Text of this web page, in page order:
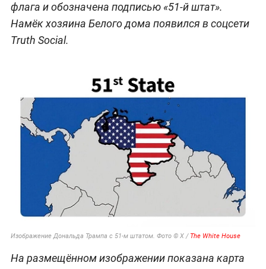
флага и обозначена подписью «51-й штат».
Намёк хозяина Белого дома появился в соцсети
Truth Social.
Изображение Дональда Трампа с 51-м штатом. Фото © X / The White House
На размещённом изображении показана карта